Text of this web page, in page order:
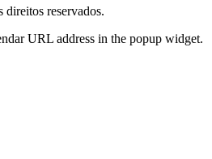
reservados.
URL address in the popup widget.